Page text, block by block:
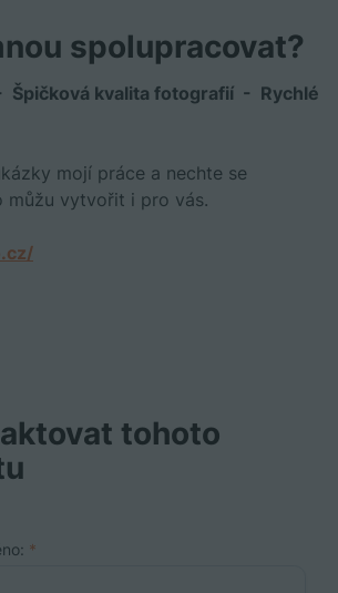
spolupracovat?
Špičková kvalita fotografií - Rychlé
mojí práce a nechte se
můžu vytvořit i pro vás.
tohoto
*